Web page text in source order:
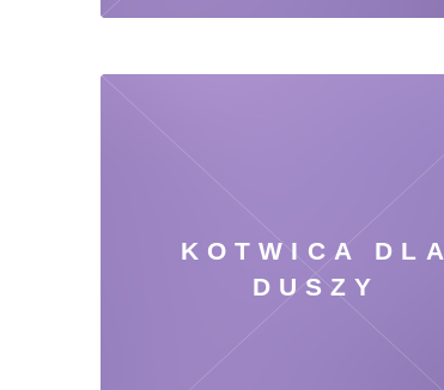
KOTWICA DLA
DUSZY